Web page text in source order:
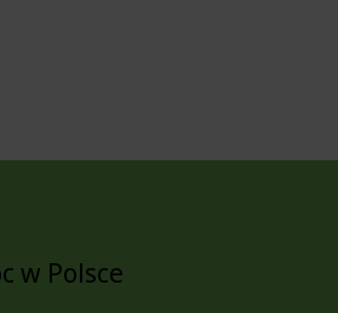
w Polsce